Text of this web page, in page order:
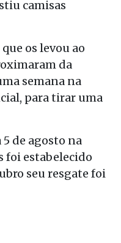
camisas
os levou ao
da
semana na
para tirar uma
de agosto na
foi estabelecido
seu resgate foi